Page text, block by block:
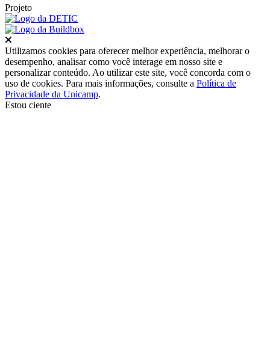
Projeto
Utilizamos cookies para oferecer melhor experiência, melhorar o
desempenho, analisar como você interage em nosso site e
personalizar conteúdo. Ao utilizar este site, você concorda com o
uso de cookies. Para mais informações, consulte a Política de
Privacidade da Unicamp.
Estou ciente